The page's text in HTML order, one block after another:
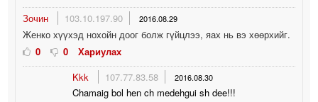
Зочин
103.10.197.90 2016.08.29
Женко хүүхэд нохойн доог болж гүйцлээ, яах нь вэ хөөрхийг.
0
0
Хариулах
Kkk
107.77.83.58 2016.08.30
Chamaig bol hen ch medehgui sh dee!!!